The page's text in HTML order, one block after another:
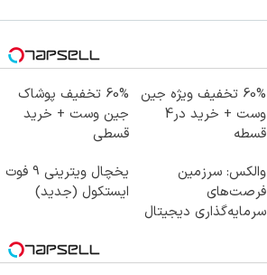
60% تخفیف ویژه جین
وست + خرید در4
قسطه
60% تخفیف پوشاک
جین وست + خرید
قسطی
والکس: سرزمین
فرصت‌های
سرمایه‌گذاری دیجیتال
یخچال ویترینی 9 فوت
ایستکول (جدید)